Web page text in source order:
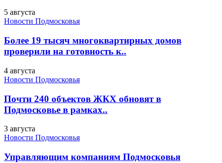
5 августа
Новости Подмосковья
Более 19 тысяч многоквартирных домов
проверили на готовность к..
4 августа
Новости Подмосковья
Почти 240 объектов ЖКХ обновят в
Подмосковье в рамках..
3 августа
Новости Подмосковья
Управляющим компаниям Подмосковья